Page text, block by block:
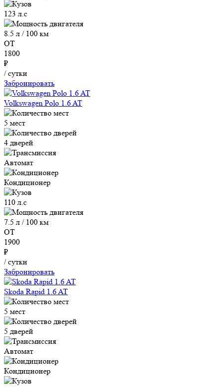
123 л.с
8.5 л / 100 км
ОТ
1800
₽
/ сутки
Забронировать
Volkswagen Polo 1.6 AT
5 мест
4 дверей
Автомат
Кондиционер
110 л.с
7.5 л / 100 км
ОТ
1900
₽
/ сутки
Забронировать
Skoda Rapid 1.6 AT
5 мест
5 дверей
Автомат
Кондиционер